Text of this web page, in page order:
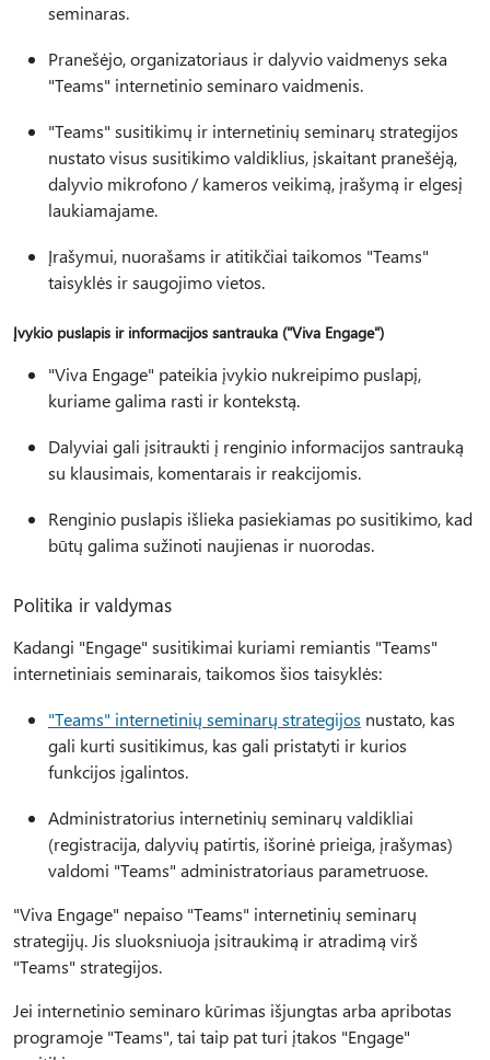
seminaras.
Pranešėjo, organizatoriaus ir dalyvio vaidmenys seka
"Teams" internetinio seminaro vaidmenis.
"Teams" susitikimų ir internetinių seminarų strategijos
nustato visus susitikimo valdiklius, įskaitant pranešėją,
dalyvio mikrofono / kameros veikimą, įrašymą ir elgesį
laukiamajame.
Įrašymui, nuorašams ir atitikčiai taikomos "Teams"
taisyklės ir saugojimo vietos.
Įvykio puslapis ir informacijos santrauka ("Viva Engage")
"Viva Engage" pateikia įvykio nukreipimo puslapį,
kuriame galima rasti ir kontekstą.
Dalyviai gali įsitraukti į renginio informacijos santrauką
su klausimais, komentarais ir reakcijomis.
Renginio puslapis išlieka pasiekiamas po susitikimo, kad
būtų galima sužinoti naujienas ir nuorodas.
Politika ir valdymas
Kadangi "Engage" susitikimai kuriami remiantis "Teams"
internetiniais seminarais, taikomos šios taisyklės:
"Teams" internetinių seminarų strategijos nustato, kas
gali kurti susitikimus, kas gali pristatyti ir kurios
funkcijos įgalintos.
Administratorius internetinių seminarų valdikliai
(registracija, dalyvių patirtis, išorinė prieiga, įrašymas)
valdomi "Teams" administratoriaus parametruose.
"Viva Engage" nepaiso "Teams" internetinių seminarų
strategijų. Jis sluoksniuoja įsitraukimą ir atradimą virš
"Teams" strategijos.
Jei internetinio seminaro kūrimas išjungtas arba apribotas
programoje "Teams", tai taip pat turi įtakos "Engage"